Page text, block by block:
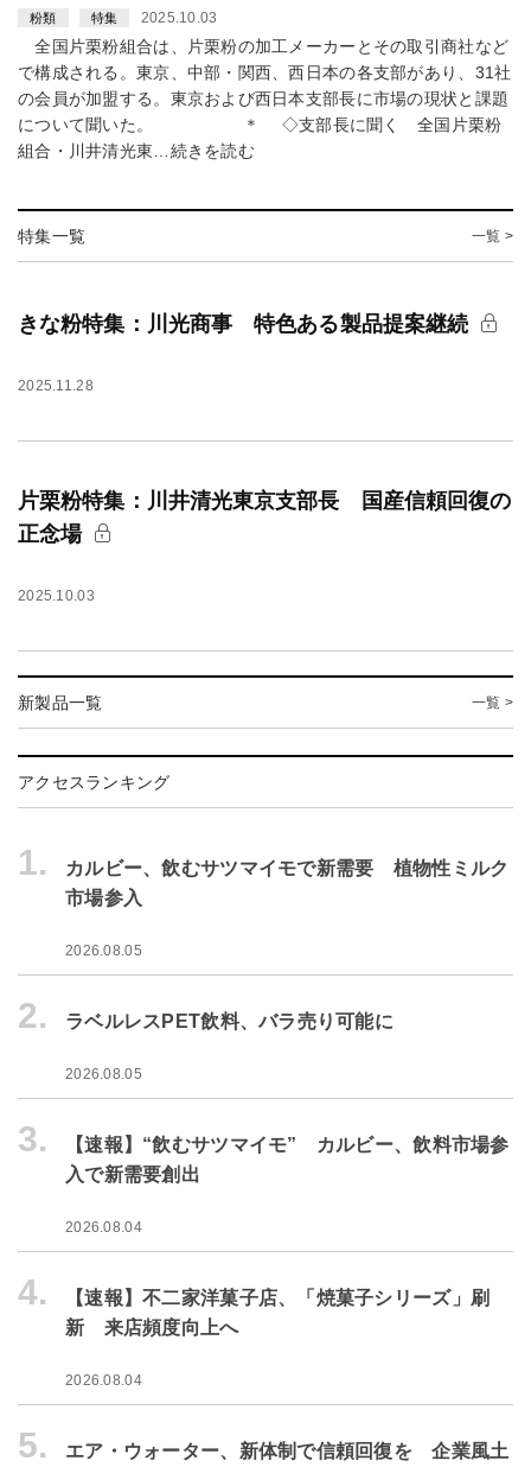
粉類 特集 2025.10.03
全国片栗粉組合は、片栗粉の加工メーカーとその取引商社など
で構成される。東京、中部・関西、西日本の各支部があり、31社
の会員が加盟する。東京および西日本支部長に市場の現状と課題
について聞いた。 ＊ ◇支部長に聞く 全国片栗粉
組合・川井清光東…続きを読む
特集一覧 一覧 >
きな粉特集：川光商事 特色ある製品提案継続
2025.11.28
片栗粉特集：川井清光東京支部長 国産信頼回復の
正念場
2025.10.03
新製品一覧 一覧 >
アクセスランキング
1.
カルビー、飲むサツマイモで新需要 植物性ミルク
市場参入
2026.08.05
2. ラベルレスPET飲料、バラ売り可能に
2026.08.05
3.
【速報】“飲むサツマイモ” カルビー、飲料市場参
入で新需要創出
2026.08.04
4.
【速報】不二家洋菓子店、「焼菓子シリーズ」刷
新 来店頻度向上へ
2026.08.04
5.
エア・ウォーター、新体制で信頼回復を 企業風土